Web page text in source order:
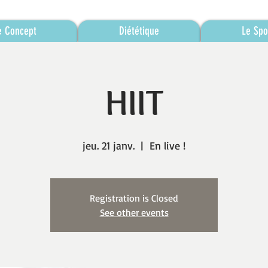
Concept Diététique Le
HIIT
jeu. 21 janv.
  |
En live !
Registration is Closed
See other events